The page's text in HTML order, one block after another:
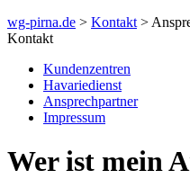
wg-pirna.de > Kontakt >
Kontakt
Kundenzentren
Havariedienst
Ansprechpartner
Impressum
Wer ist mein